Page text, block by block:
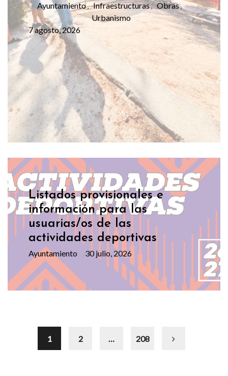
Ayuntamiento, Infraestructuras, Obras,
Urbanismo
7 agosto, 2026
Listados provisionales e
información para las
usuarias/os de las
actividades deportivas
Ayuntamiento 30 julio, 2026
1 2 … 208